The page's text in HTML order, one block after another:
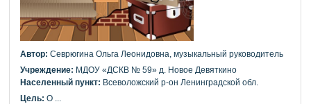
Автор:Севрюгина Ольга Леонидовна, музыкальный руководитель
Учреждение: МДОУ «ДСКВ № 59» д. Новое Девяткино
Населенный пункт: Всеволожский р-он Ленинградской обл.
Цель: О ...